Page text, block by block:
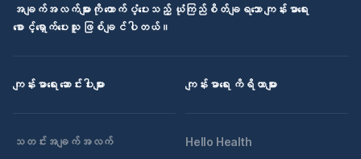
အချက်အလက်များကို ထောက်ပံ့ပေးသည့် ယုံကြည်စိတ်ချရသော ကျန်းမာရေး
စောင့်ရှောက်ပေးသူ ဖြစ်ချင်ပါတယ်။
ကျန်းမာရေး ဆောင်းပါးများ ကျန်းမာရေး ကိရိယာများ
သတင်းအချက်အလက် Hello Health